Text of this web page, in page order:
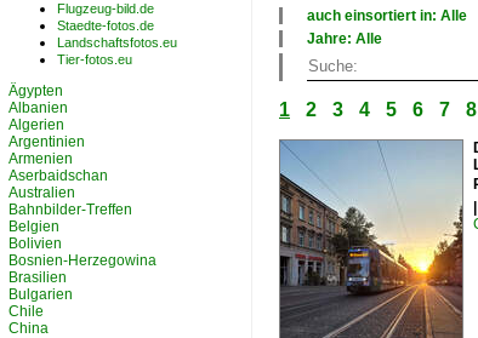
auch einsortiert in: Alle
Deutschland
Jahre: Alle
Alle Jahre
2000
1 2 3 4 5 6 7 8
Flugzeug-bild.de
Staedte-fotos.de
Landschaftsfotos.eu
Tier-fotos.eu
Ägypten
Albanien
Algerien
Argentinien
Armenien
Aserbaidschan
Australien
Bahnbilder-Treffen
Belgien
Bolivien
Bosnien-Herzegowina
Brasilien
Bulgarien
Chile
China